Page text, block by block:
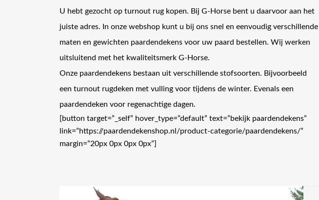
U hebt gezocht op turnout rug kopen. Bij G-Horse bent u daarvoor aan het
juiste adres. In onze webshop kunt u bij ons snel en eenvoudig verschillende
maten en gewichten paardendekens voor uw paard bestellen. Wij werken
uitsluitend met het kwaliteitsmerk G-Horse.
Onze paardendekens bestaan uit verschillende stofsoorten. Bijvoorbeeld
een turnout rugdeken met vulling voor tijdens de winter. Evenals een
paardendeken voor regenachtige dagen.
[button target=”_self” hover_type=”default” text=”bekijk paardendekens”
link=”https://paardendekenshop.nl/product-categorie/paardendekens/”
margin=”20px 0px 0px 0px”]